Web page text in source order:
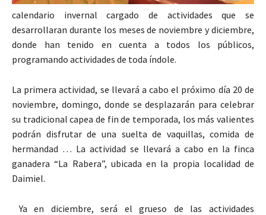
calendario invernal cargado de actividades que se
desarrollaran durante los meses de noviembre y diciembre,
donde han tenido en cuenta a todos los públicos,
programando actividades de toda índole.
La primera actividad, se llevará a cabo el próximo día 20 de
noviembre, domingo, donde se desplazarán para celebrar
su tradicional capea de fin de temporada, los más valientes
podrán disfrutar de una suelta de vaquillas, comida de
hermandad … La actividad se llevará a cabo en la finca
ganadera “La Rabera”, ubicada en la propia localidad de
Daimiel.
Ya en diciembre, será el grueso de las actividades